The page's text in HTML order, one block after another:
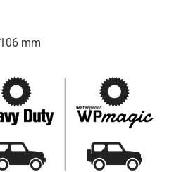
mm